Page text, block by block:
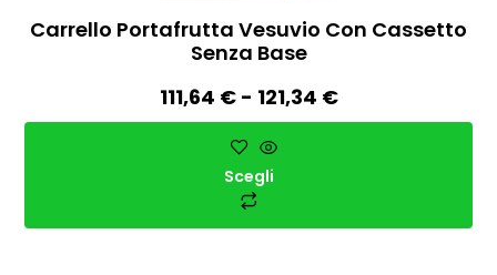
Carrello Portafrutta Vesuvio Con Cassetto
Senza Base
111,64 € - 121,34 €
Scegli